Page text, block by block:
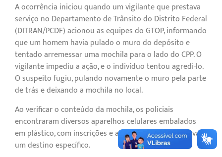
A ocorrência iniciou quando um vigilante que prestava
serviço no Departamento de Trânsito do Distrito Federal
(DITRAN/PCDF) acionou as equipes do GTOP, informando
que um homem havia pulado o muro do depósito e
tentado arremessar uma mochila para o lado do CPP. O
vigilante impediu a ação, e o indivíduo tentou agredi-lo.
O suspeito fugiu, pulando novamente o muro pela parte
de trás e deixando a mochila no local.
Ao verificar o conteúdo da mochila, os policiais
encontraram diversos aparelhos celulares embalados
em plástico, com inscrições e abreviações que indicavam
um destino específico.